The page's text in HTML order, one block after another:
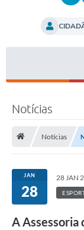
Notícias
Notícias
JAN
28
28 JAN
A Assessoria